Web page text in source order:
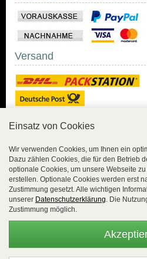
Versand
Sicher
Trusted
Geld-zurück-
übertragen.
Die Shop-Server sind PCI-
Einsatz von Cookies
Wir verwenden Cookies, um Ihnen ein
Dazu zählen Cookies, die für den Betrieb
optionale Cookies, um unsere Webseite
erstellen. Optionale Cookies werden erst
Zustimmung gesetzt. Alle wichtigen
unserer Datenschutzerklärung. Die
Zustimmung möglich.